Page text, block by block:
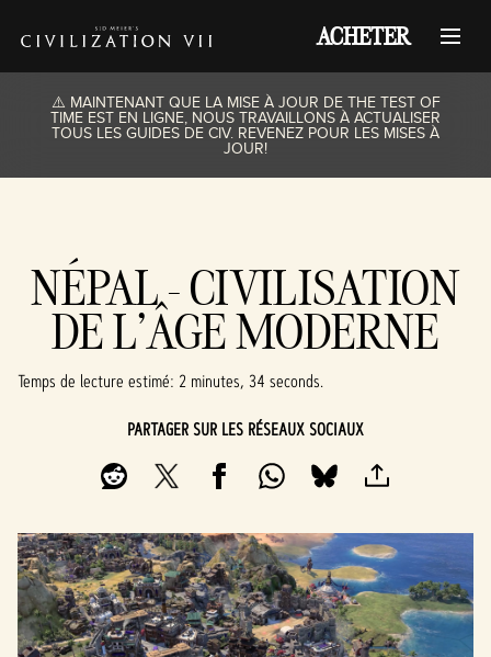
ACHETER
⚠️ MAINTENANT QUE LA MISE À JOUR DE THE TEST OF
TIME EST EN LIGNE, NOUS TRAVAILLONS À ACTUALISER
TOUS LES GUIDES DE CIV. REVENEZ POUR LES MISES À
JOUR!
NÉPAL - CIVILISATION
DE L’ÂGE MODERNE
Temps de lecture estimé 2 minutes, 34 seconds
PARTAGER SUR LES RÉSEAUX SOCIAUX